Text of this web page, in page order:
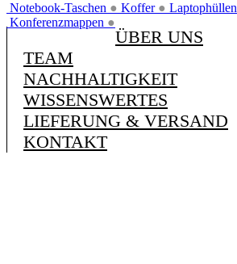
Notebook-Taschen ● Koffer ● Laptophüllen
Konferenzmappen ●
ÜBER UNS
TEAM
NACHHALTIGKEIT
WISSENSWERTES
LIEFERUNG & VERSAND
KONTAKT